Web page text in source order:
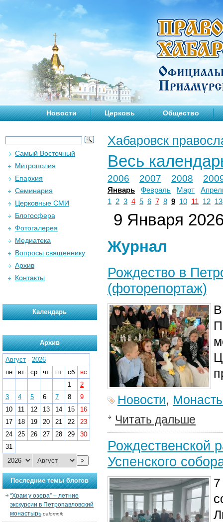
Новости Церковь Общество
Хабаровск
Весь
2006 2007 2008
Январь Февраль Март
1
2 3 4 5 6 7 8 9 10 11 12 13
9 Января 2026
Журнал
Рождество в
(фоторепортаж)
Новости,
Читать дальше
Рождественской
Успенского
Самый Восточный
Митрополия
Епархия
Семинария
Церковные СМИ
Блогосфера
Фотогалерея
Медиатека
Вопросы священнику
Архив
Контакты
Календарь
Архив
Август - 2026
пн
вт ср чт пт сб
вс
1
2
3
4 5 6 7 8
9
10
11 12 13 14 15
16
17
18 19 20 21 22
23
24
25 26 27 28 29
30
31
>
Последние темы блогов
“Храм у озера” – летние
экскурсии в Петропавловский
монастырь palomnik